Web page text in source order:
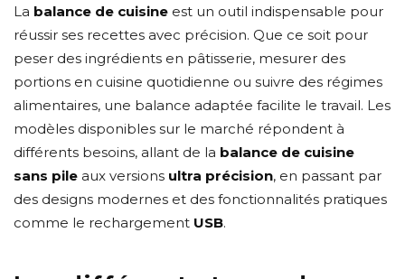
La balance de cuisine est un outil indispensable pour
réussir ses recettes avec précision. Que ce soit pour
peser des ingrédients en pâtisserie, mesurer des
portions en cuisine quotidienne ou suivre des régimes
alimentaires, une balance adaptée facilite le travail. Les
modèles disponibles sur le marché répondent à
différents besoins, allant de la balance de cuisine
sans pile aux versions ultra précision, en passant par
des designs modernes et des fonctionnalités pratiques
comme le rechargement USB.